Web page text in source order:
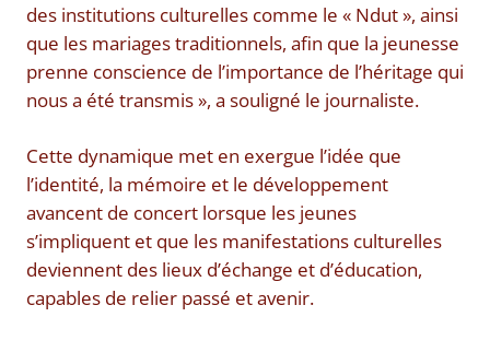
des institutions culturelles comme le « Ndut », ainsi
que les mariages traditionnels, afin que la jeunesse
prenne conscience de l’importance de l’héritage qui
nous a été transmis », a souligné le journaliste.
Cette dynamique met en exergue l’idée que
l’identité, la mémoire et le développement
avancent de concert lorsque les jeunes
s’impliquent et que les manifestations culturelles
deviennent des lieux d’échange et d’éducation,
capables de relier passé et avenir.